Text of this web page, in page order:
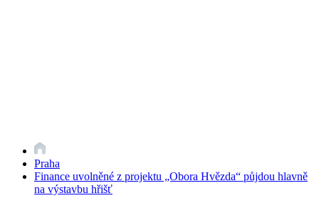
Praha
Finance uvolněné z projektu „Obora Hvězda“ půjdou hlavně
na výstavbu hřišť